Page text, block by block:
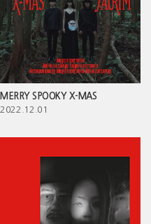
MERRY SPOOKY X-MAS
2022.12.01